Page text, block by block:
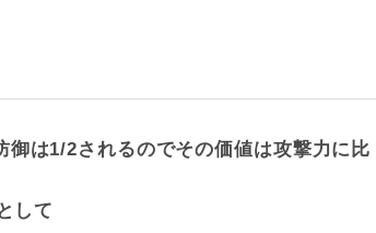
は1/2されるのでその価値は攻撃力に比
して